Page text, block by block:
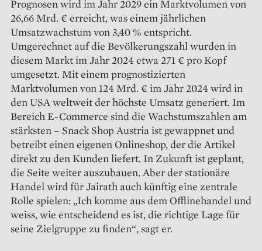
Prognosen wird im Jahr 2029 ein Marktvolumen von
26,66 Mrd. € erreicht, was einem jährlichen
Umsatzwachstum von 3,40 % entspricht.
Umgerechnet auf die Bevölkerungszahl wurden in
diesem Markt im Jahr 2024 etwa 271 € pro Kopf
umgesetzt. Mit einem prognostizierten
Marktvolumen von 124 Mrd. € im Jahr 2024 wird in
den USA weltweit der höchste Umsatz generiert. Im
Bereich E-Commerce sind die Wachstumszahlen am
stärksten – Snack Shop Austria ist gewappnet und
betreibt einen eigenen Onlineshop, der die ­Artikel
direkt zu den Kunden liefert. In Zukunft ist geplant,
die Seite weiter auszubauen. Aber der stationäre
Handel wird für Jairath auch künftig eine zentrale
Rolle spielen: „Ich komme aus dem Offlinehandel und
weiss, wie entscheidend es ist, die richtige Lage für
seine Zielgruppe zu finden“, sagt er.